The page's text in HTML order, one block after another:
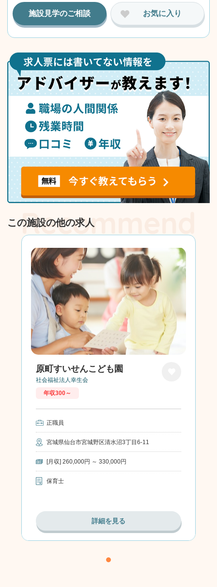
施設見学のご相談 お気に入り
この施設の他の求人
原町すいせんこども園
社会福祉法人幸生会
年収300～
正職員
宮城県仙台市宮城野区清水沼3丁目6-11
[月収] 260,000円 ～ 330,000円
保育士
詳細を見る